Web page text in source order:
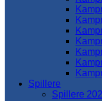
Spillere
Spillere